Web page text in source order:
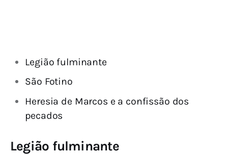
Legião fulminante
São Fotino
Heresia de Marcos e a confissão dos
pecados
Legião fulminante